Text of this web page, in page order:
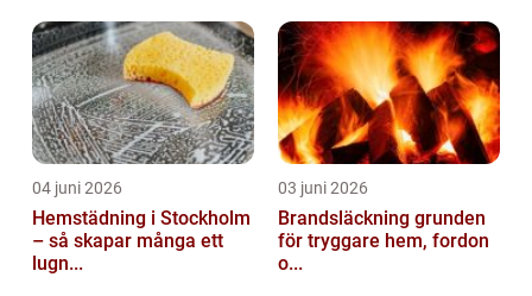
04 juni 2026
Hemstädning i Stockholm
– så skapar många ett
lugn...
03 juni 2026
Brandsläckning grunden
för tryggare hem, fordon
o...